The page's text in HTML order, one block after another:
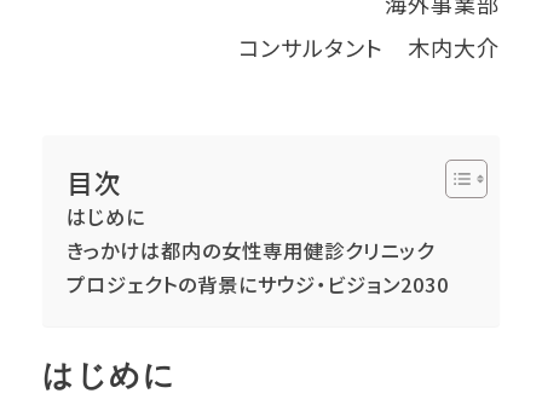
コンサルタント 木内大介
目次
はじめに
きっかけは都内の女性専用健診クリニック
プロジェクトの背景にサウジ・ビジョン2030
はじめに